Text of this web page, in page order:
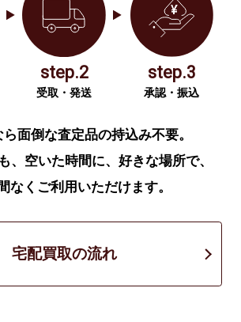
step.2
受取・発送
step.3
承認・振込
面倒な査定品の持込み不要。
、空いた時間に、好きな場所で、
なくご利用いただけます。
宅配買取の流れ